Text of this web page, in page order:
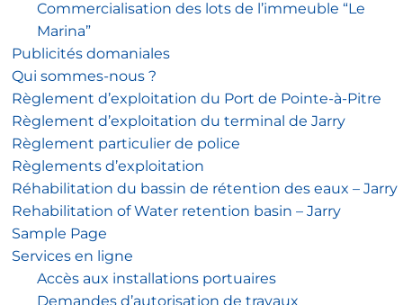
Commercialisation des lots de l’immeuble “Le
Marina”
Publicités domaniales
Qui sommes-nous ?
Règlement d’exploitation du Port de Pointe-à-Pitre
Règlement d’exploitation du terminal de Jarry
Règlement particulier de police
Règlements d’exploitation
Réhabilitation du bassin de rétention des eaux – Jarry
Rehabilitation of Water retention basin – Jarry
Sample Page
Services en ligne
Accès aux installations portuaires
Demandes d’autorisation de travaux